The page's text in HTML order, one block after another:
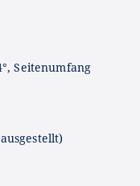
Seitenumfang